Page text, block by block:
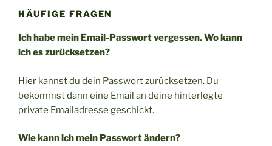
HÄUFIGE FRAGEN
Ich habe mein Email-Passwort vergessen. Wo kann
ich es zurücksetzen?
Hier kannst du dein Passwort zurücksetzen. Du
bekommst dann eine Email an deine hinterlegte
private Emailadresse geschickt.
Wie kann ich mein Passwort ändern?